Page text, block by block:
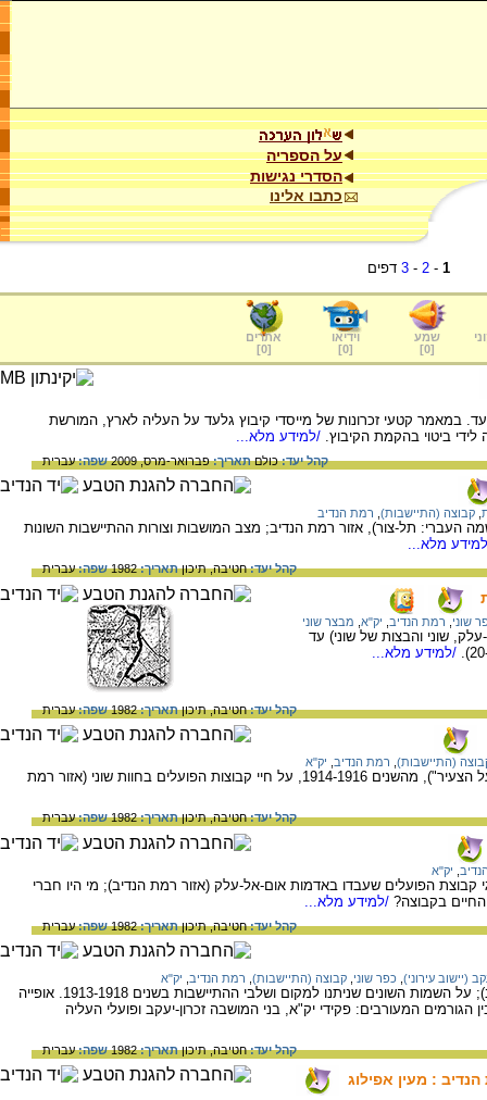
על הספריה
הסדרי נגישות
כתבו אלינו
1
-
2
-
3 דפים
שמע
[
0
]
וידיאו
[
0
]
אתרים
[
0
]
במאמר קטעי זכרונות של מייסדי קיבוץ גלעד על העליה לארץ, המורשת
ביטוי בהקמת הקיבוץ. /למידע מלא...
קהל יעד:כולםתאריך:פברואר-מרס, 2009 שפה:עברית
קבוצה (התיישבות) רמת הנדיב
העברי: תל-צור), אזור רמת הנדיב; מצב המושבות וצורות ההתיישבות השונות
מלא...
קהל יעד:חטיבה,תיכוןתאריך:1982 שפה:עברית
שוני רמת הנדיב יק"א מבצר שוני
שוני והבצות של שוני) עד
/למידע מלא...
קהל יעד:חטיבה,תיכוןתאריך:1982 שפה:עברית
(התיישבות) רמת הנדיב יק"א
דיווחים מעיתונות הפועלים ("האחדות", "הפועל הצעיר"), מהשנים 1914-1916, על חיי קבוצות הפועלים בחוות שוני (אזור רמת
קהל יעד:חטיבה,תיכוןתאריך:1982 שפה:עברית
יק"א
נציגי יק"א לנציגי קבוצת הפועלים שעבדו באדמות אום-אל-עלק (אזור רמת הנדיב); מי היו חברי
בקבוצה? /למידע מלא...
קהל יעד:חטיבה,תיכוןתאריך:1982 שפה:עברית
(יישוב עירוני) כפר שוני קבוצה (התיישבות) רמת הנדיב יק"א
ההתיישבות החקלאית בשוני (אזור רמת הנדיב); על השמות השונים שניתנו למקום ושלבי ההתיישבות בשנים 1913-1918. אופייה
המעורבים: פקידי יק"א, בני המושבה זכרון-יעקב ופועלי העליה
קהל יעד:חטיבה,תיכוןתאריך:1982 שפה:עברית
: מעין אפילוג